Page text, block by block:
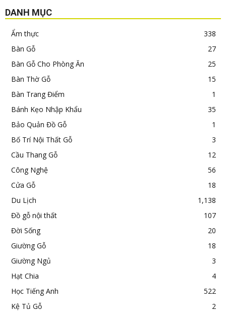
DANH MỤC
Ẩm thực
338
Bàn Gỗ
27
Bàn Gỗ Cho Phòng Ăn
25
Bàn Thờ Gỗ
15
Bàn Trang Điểm
1
Bánh Kẹo Nhập Khẩu
35
Bảo Quản Đồ Gỗ
1
Bố Trí Nội Thất Gỗ
3
Cầu Thang Gỗ
12
Công Nghệ
56
Cửa Gỗ
18
Du Lịch
1,138
Đồ gỗ nội thất
107
Đời Sống
20
Giường Gỗ
18
Giường Ngủ
3
Hạt Chia
4
Học Tiếng Anh
522
Kệ Tủ Gỗ
2